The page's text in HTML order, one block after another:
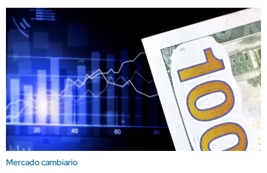
Mercado cambiario